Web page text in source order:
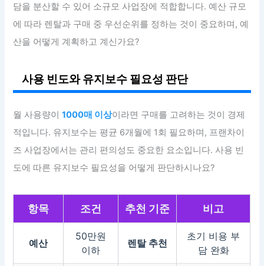
담을 분산할 수 있어 소규모 사업장에 적합합니다. 예산 규모
에 따라 렌탈과 구매 중 우선순위를 정하는 것이 중요하며, 예
산을 어떻게 계획하고 계신가요?
사용 빈도와 유지보수 필요성 판단
월 사용량이1000매 이상이라면 구매를 고려하는 것이 경제
적입니다. 유지보수는 평균 6개월에 1회 필요하며, 프랜차이
즈 사업장에서는 관리 편의성도 중요한 요소입니다. 사용 빈
도에 따른 유지보수 필요성을 어떻게 판단하시나요?
항목 조건 추천 기준 비고
예산
50만원
이하
렌탈 추천
초기 비용 부
담 완화